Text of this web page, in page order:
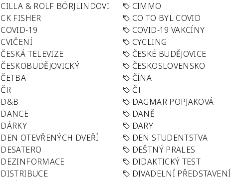
CILLA & ROLF BÖRJLINDOVI CIMMO
CK FISHER CO TO BYL COVID
COVID-19 COVID-19 VAKCÍNY
CVIČENÍ CYCLING
ČESKÁ TELEVIZE ČESKÉ BUDĚJOVICE
ČESKOBUDĚJOVICKÝ ČESKOSLOVENSKO
ČETBA ČÍNA
ČR ČT
D&B DAGMAR POPJAKOVÁ
DANCE DANĚ
DÁRKY DARY
DEN OTEVŘENÝCH DVEŘÍ DEN STUDENTSTVA
DESATERO DEŠTNÝ PRALES
DEZINFORMACE DIDAKTICKÝ TEST
DISTRIBUCE DIVADELNÍ PŘEDSTAVENÍ